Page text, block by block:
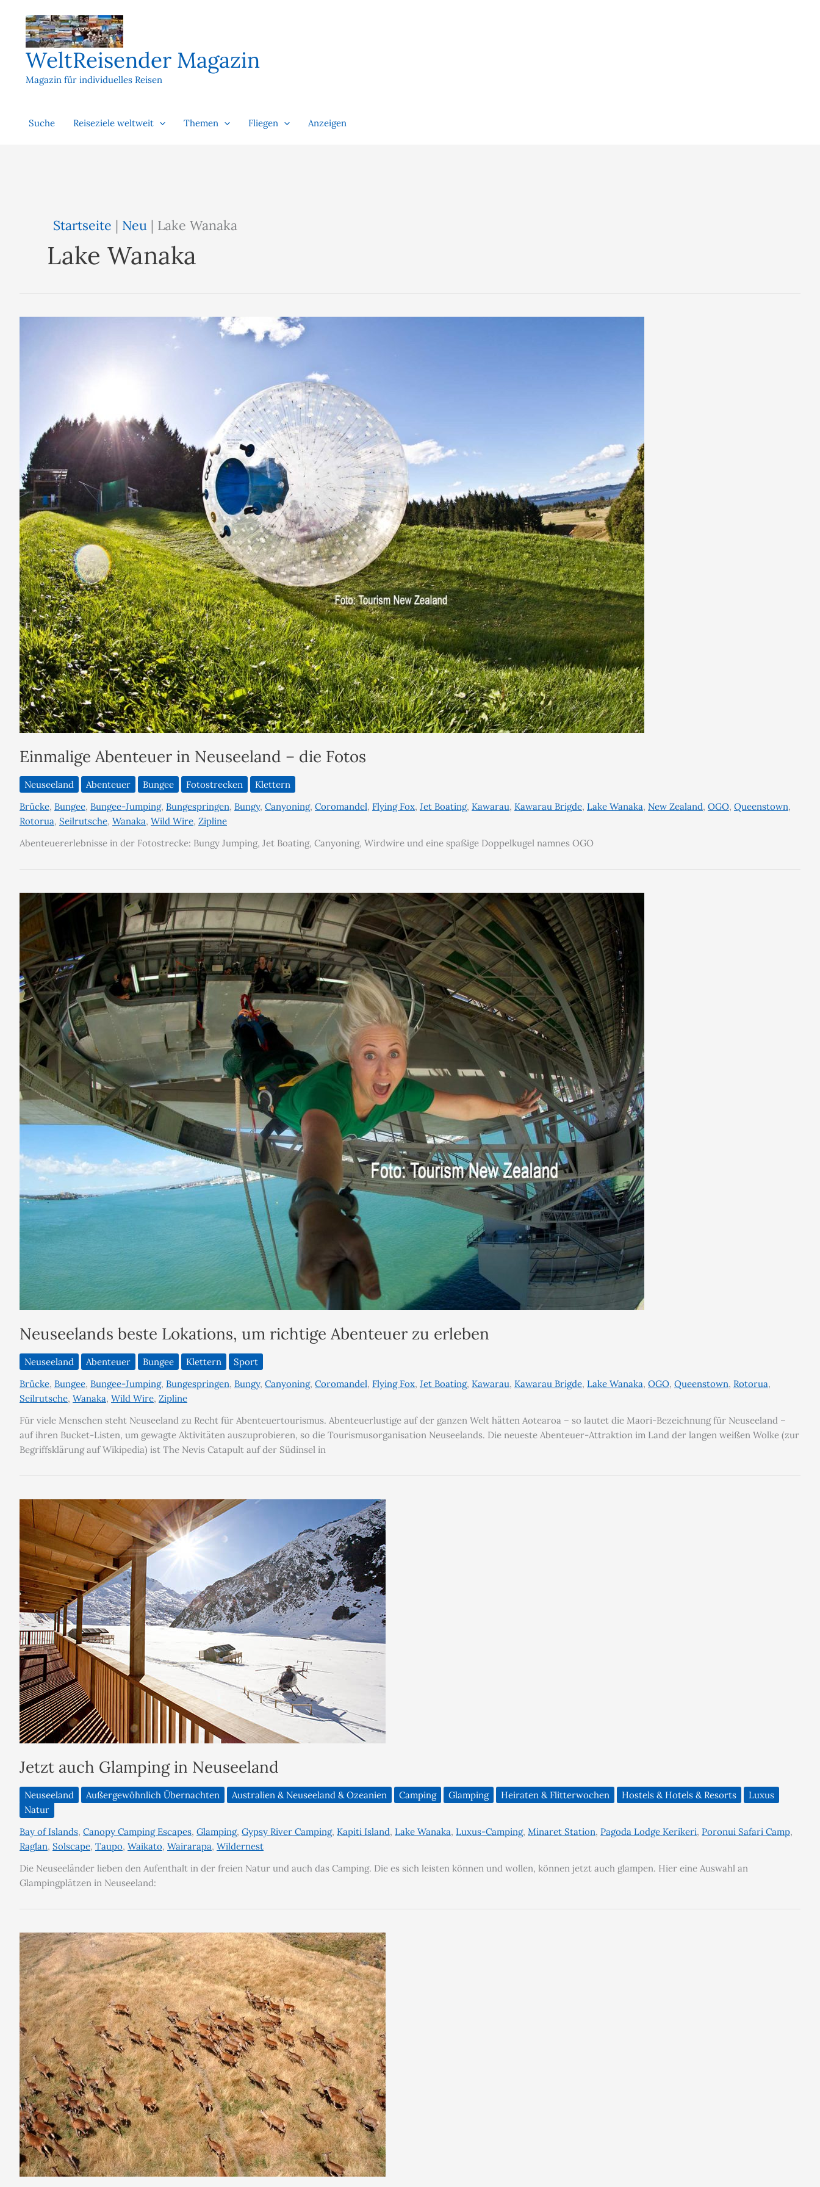
springen
WeltReisender Magazin
Magazin für individuelles Reisen
Suche Reiseziele weltweit Themen Fliegen Anzeigen
Startseite | Neu | Lake Wanaka
Lake Wanaka
Einmalige Abenteuer in Neuseeland – die Fotos
Neuseeland Abenteuer Bungee Fotostrecken
Klettern
Brücke, Bungee, Bungee-Jumping, Bungespringen, Bungy, Canyoning, Coromandel, Flying Fox, Jet Boating, Kawarau, Kawarau Brigde, Lake Wanaka, New Zealand, OGO, Queenstown,
Rotorua, Seilrutsche, Wanaka, Wild Wire, Zipline
Abenteuererlebnisse in der Fotostrecke: Bungy Jumping, Jet Boating, Canyoning, Wirdwire und eine spaßige Doppelkugel namnes OGO
Neuseelands beste Lokations, um richtige Abenteuer zu erleben
Neuseeland Abenteuer Bungee Klettern
Sport
Brücke, Bungee, Bungee-Jumping, Bungespringen, Bungy, Canyoning, Coromandel, Flying Fox, Jet Boating, Kawarau, Kawarau Brigde, Lake Wanaka, OGO, Queenstown, Rotorua,
Seilrutsche, Wanaka, Wild Wire, Zipline
Für viele Menschen steht Neuseeland zu Recht für Abenteuertourismus. Abenteuerlustige auf der ganzen Welt hätten Aotearoa – so lautet die Maori-Bezeichnung für Neuseeland –
auf ihren Bucket-Listen, um gewagte Aktivitäten auszuprobieren, so die Tourismusorganisation Neuseelands. Die neueste Abenteuer-Attraktion im Land der langen weißen Wolke (zur
Begriffsklärung auf Wikipedia) ist The Nevis Catapult auf der Südinsel in
Jetzt auch Glamping in Neuseeland
Neuseeland Außergewöhnlich Übernachten Australien & Neuseeland & Ozeanien Camping Glamping Heiraten & Flitterwochen Hostels & Hotels & Resorts
Luxus
Natur
Bay of Islands, Canopy Camping Escapes, Glamping, Gypsy River Camping, Kapiti Island, Lake Wanaka, Luxus-Camping, Minaret Station, Pagoda Lodge Kerikeri, Poronui Safari Camp,
Raglan, Solscape, Taupo, Waikato, Wairarapa, Wildernest
Die Neuseeländer lieben den Aufenthalt in der freien Natur und auch das Camping. Die es sich leisten können und wollen, können jetzt auch glampen. Hier eine Auswahl an
Glampingplätzen in Neuseeland: